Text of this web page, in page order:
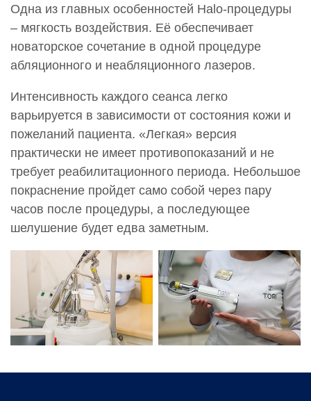
Одна из главных особенностей Halo-процедуры
– мягкость воздействия. Её обеспечивает
новаторское сочетание в одной процедуре
абляционного и неабляционного лазеров.
Интенсивность каждого сеанса легко
варьируется в зависимости от состояния кожи и
пожеланий пациента. «Легкая» версия
практически не имеет противопоказаний и не
требует реабилитационного периода. Небольшое
покраснение пройдет само собой через пару
часов после процедуры, а последующее
шелушение будет едва заметным.